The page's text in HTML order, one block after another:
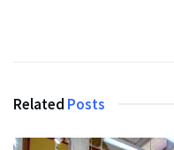
Related Posts